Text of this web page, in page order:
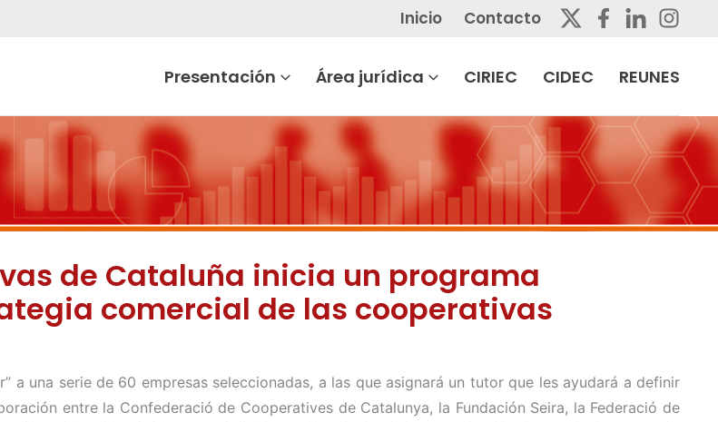
Inicio Contacto
Presentación Área jurídica CIRIEC CIDEC REUNES
de Cataluña inicia un programa
comercial de las cooperativas
a una serie de 60 empresas seleccionadas, a las que asignará un tutor que les ayudará a definir
entre la Confederació de Cooperatives de Catalunya, la Fundación Seira, la Federació de